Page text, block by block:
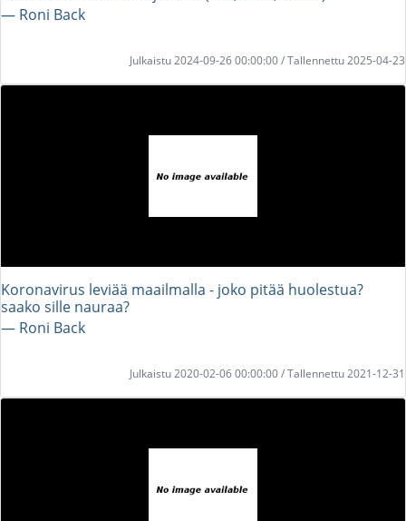
― Roni Back
Julkaistu 2024-09-26 00:00:00 / Tallennettu 2025-04-23
Koronavirus leviää maailmalla - joko pitää huolestua?
saako sille nauraa?
― Roni Back
Julkaistu 2020-02-06 00:00:00 / Tallennettu 2021-12-31